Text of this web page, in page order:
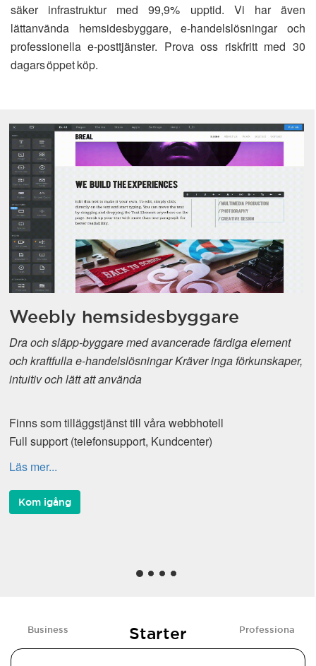
säker infrastruktur med 99,9% upptid. Vi har även
lättanvända hemsidesbyggare, e-handelslösningar och
professionella e-posttjänster. Prova oss riskfritt med 30
dagars öppet köp.
Weebly hemsidesbyggare
Dra och släpp-byggare med avancerade färdiga element
och kraftfulla e-handelslösningar Kräver inga förkunskaper,
intuitiv och lätt att använda
Finns som tilläggstjänst till våra webbhotell
Full support (telefonsupport, Kundcenter)
Läs mer...
Kom igång
Business Starter Professional